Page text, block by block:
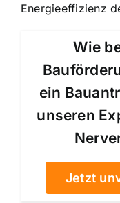
Energieeffizienz
Wie
ein
unseren
Jetzt